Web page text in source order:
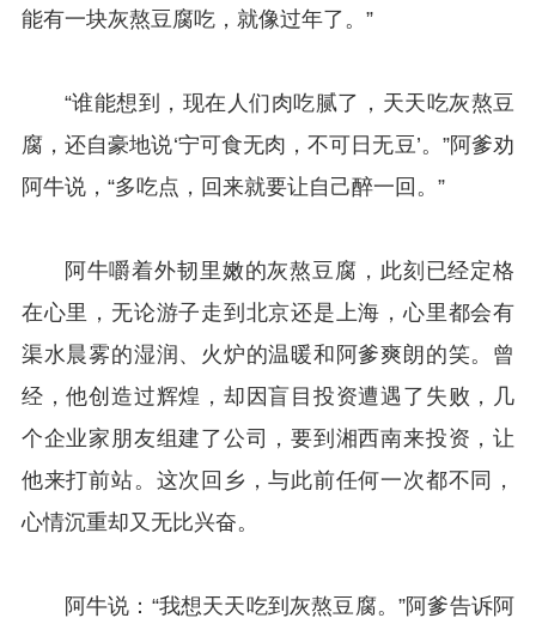
能有一块灰熬豆腐吃，就像过年了。”
“谁能想到，现在人们肉吃腻了，天天吃灰熬豆
腐，还自豪地说‘宁可食无肉，不可日无豆’。”阿爹劝
阿牛说，“多吃点，回来就要让自己醉一回。”
阿牛嚼着外韧里嫩的灰熬豆腐，此刻已经定格
在心里，无论游子走到北京还是上海，心里都会有
渠水晨雾的湿润、火炉的温暖和阿爹爽朗的笑。曾
经，他创造过辉煌，却因盲目投资遭遇了失败，几
个企业家朋友组建了公司，要到湘西南来投资，让
他来打前站。这次回乡，与此前任何一次都不同，
心情沉重却又无比兴奋。
阿牛说：“我想天天吃到灰熬豆腐。”阿爹告诉阿